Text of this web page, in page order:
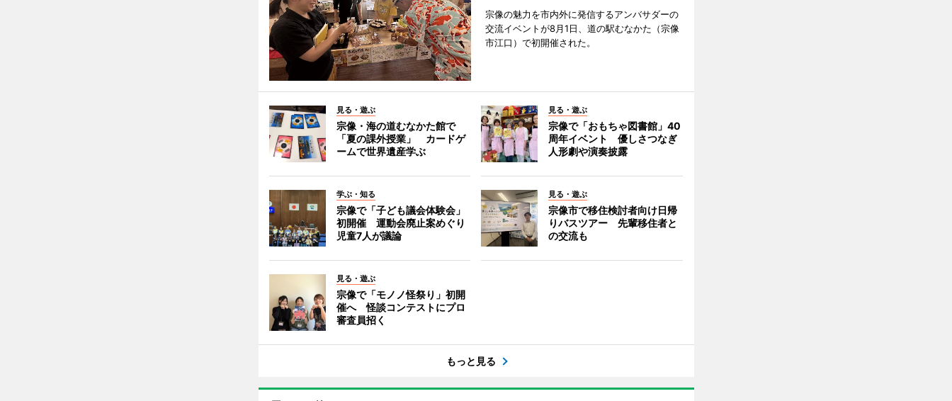
宗像の魅力を市内外に発信するアンバサダーの
交流イベントが8月1日、道の駅むなかた（宗像
市江口）で初開催された。
見る・遊ぶ
宗像・海の道むなかた館で
「夏の課外授業」 カードゲ
ームで世界遺産学ぶ
見る・遊ぶ
宗像で「おもちゃ図書館」40
周年イベント 優しさつなぎ
人形劇や演奏披露
学ぶ・知る
宗像で「子ども議会体験会」
初開催 運動会廃止案めぐり
児童7人が議論
見る・遊ぶ
宗像市で移住検討者向け日帰
りバスツアー 先輩移住者と
の交流も
見る・遊ぶ
宗像で「モノノ怪祭り」初開
催へ 怪談コンテストにプロ
審査員招く
もっと見る